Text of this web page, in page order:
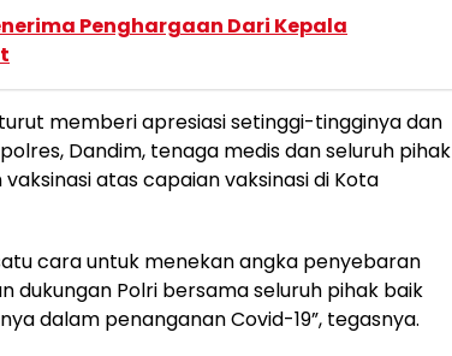
Penghargaan Dari Kepala
memberi apresiasi setinggi-tingginya dan
Dandim, tenaga medis dan seluruh pihak
atas capaian vaksinasi di Kota
cara untuk menekan angka penyebaran
dukungan Polri bersama seluruh pihak baik
dalam penanganan Covid-19”, tegasnya.